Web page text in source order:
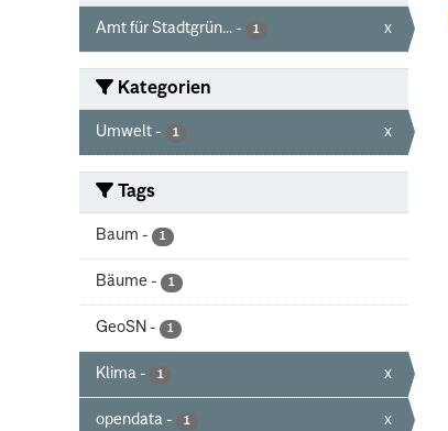
Amt für Stadtgrün... - 1 x
Kategorien
Umwelt - 1 x
Tags
Baum - 1
Bäume - 1
GeoSN - 1
Klima - 1 x
opendata - 1 x